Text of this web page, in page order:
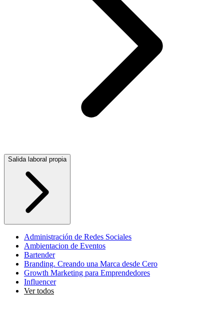
Salida laboral propia
Administración de Redes Sociales
Ambientacion de Eventos
Bartender
Branding. Creando una Marca desde Cero
Growth Marketing para Emprendedores
Influencer
Ver todos